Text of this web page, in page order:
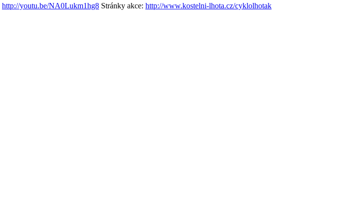
http://youtu.be/NA0Lukm1hg8 Stránky akce: http://www.kostelni-lhota.cz/cyklolhotak